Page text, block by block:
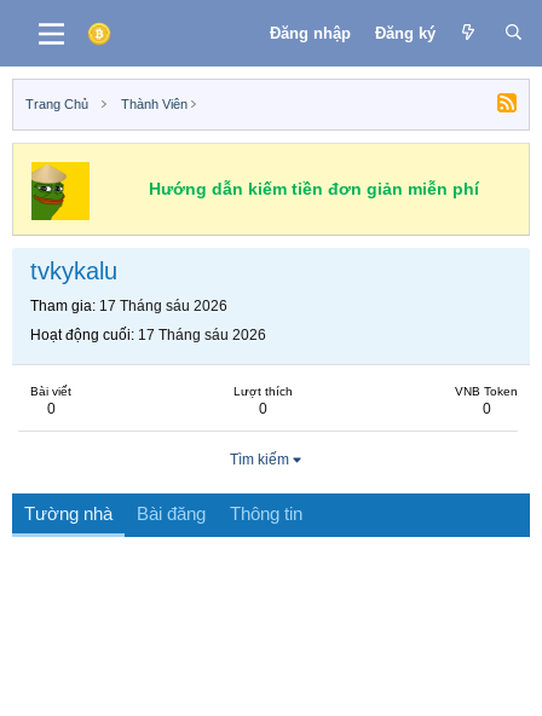
Đăng nhập Đăng ký
Trang Chủ Thành Viên
Hướng dẫn kiếm tiền đơn giản miễn phí
tvkykalu
Tham gia 17 Tháng sáu 2026
Hoạt động cuối 17 Tháng sáu 2026
Bài viết
0
Lượt thích
0
VNB Token
0
Tìm kiếm
Tường nhà Bài đăng Thông tin